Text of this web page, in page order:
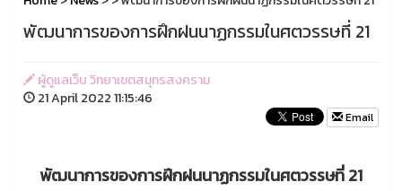
พัฒนาการของการฝึกฝนนาฏกรรมในศตวรรษที่ 21
ผู้ดูแลเว็บ วิทยาเขตสมุทรสงคราม
21 April 2022 11:15:46
Email
พัฒนาการของการฝึกฝนนาฏกรรมในศตวรรษที่ 21